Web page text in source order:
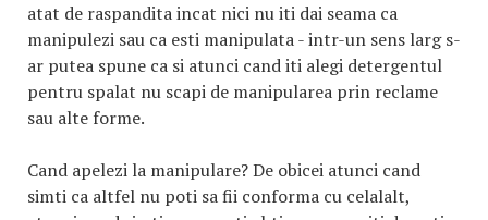
atat de raspandita incat nici nu iti dai seama ca
manipulezi sau ca esti manipulata - intr-un sens larg s-
ar putea spune ca si atunci cand iti alegi detergentul
pentru spalat nu scapi de manipularea prin reclame
sau alte forme.
Cand apelezi la manipulare? De obicei atunci cand
simti ca altfel nu poti sa fii conforma cu celalalt,